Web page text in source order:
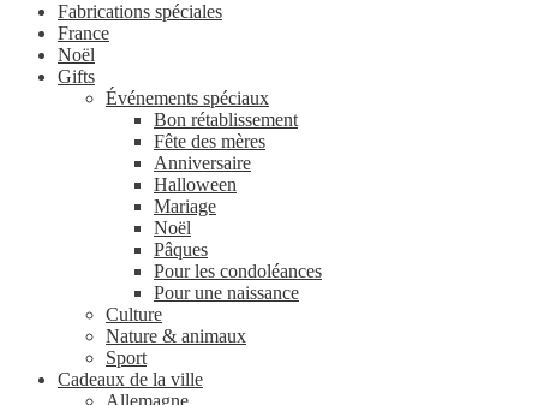
Fabrications spéciales
France
Noël
Gifts
Événements spéciaux
Bon rétablissement
Fête des mères
Anniversaire
Halloween
Mariage
Noël
Pâques
Pour les condoléances
Pour une naissance
Culture
Nature & animaux
Sport
Cadeaux de la ville
Allemagne